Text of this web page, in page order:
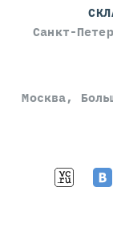
Санкт-
Москва,